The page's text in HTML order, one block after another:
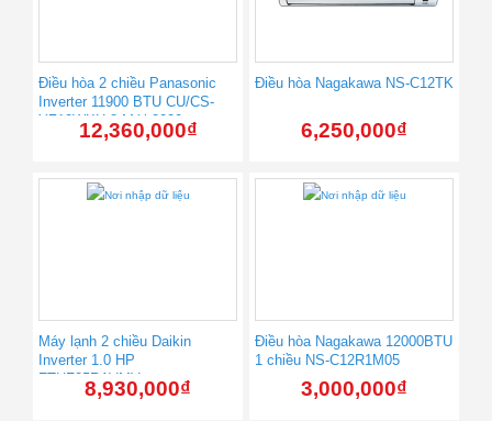
Điều hòa 2 chiều Panasonic
Inverter 11900 BTU CU/CS-
YZ12WKH-8 Mới 2020
12,360,000₫
Điều hòa Nagakawa NS-C12TK
6,250,000₫
Máy lạnh 2 chiều Daikin
Inverter 1.0 HP
FTHF25RAVMV+
8,930,000₫
Điều hòa Nagakawa 12000BTU
1 chiều NS-C12R1M05
3,000,000₫